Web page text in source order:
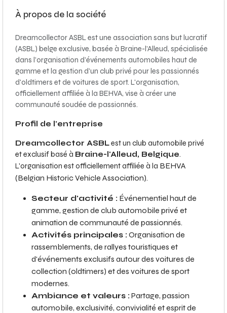
À propos de la société
Dreamcollector ASBL est une association sans but lucratif
(ASBL) belge exclusive, basée à Braine-l’Alleud, spécialisée
dans l’organisation d’événements automobiles haut de
gamme et la gestion d’un club privé pour les passionnés
d'oldtimers et de voitures de sport. L'organisation,
officiellement affiliée à la BEHVA, vise à créer une
communauté soudée de passionnés.
Profil de l'entreprise
Dreamcollector ASBLest un club automobile privé
et exclusif basé à Braine-l'Alleud, Belgique.
L'organisation est officiellement affiliée à la BEHVA
(Belgian Historic Vehicle Association).
Secteur d'activité : Événementiel haut de
gamme, gestion de club automobile privé et
animation de communauté de passionnés.
Activités principales :Organisation de
rassemblements, de rallyes touristiques et
d'événements exclusifs autour des voitures de
collection (oldtimers) et des voitures de sport
modernes.
Ambiance et valeurs :Partage, passion
automobile, exclusivité, convivialité et esprit de